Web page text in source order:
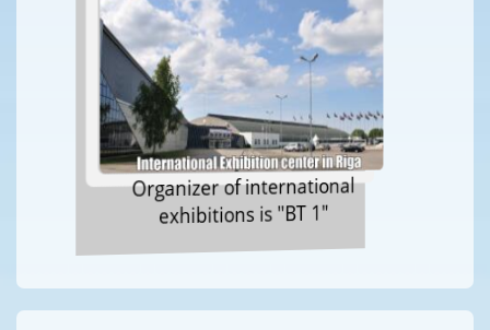
Organizer of international
exhibitions is "BT 1"